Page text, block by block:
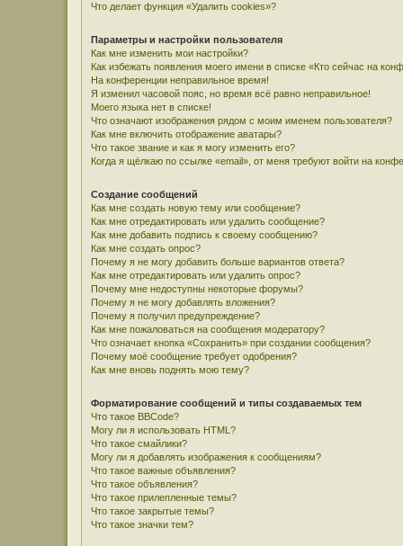
Что делает функция «Удалить cookies»?
Параметры и настройки пользователя
Как мне изменить мои настройки?
Как избежать появления моего имени в списке «Кто сейчас на
На конференции неправильное время!
Я изменил часовой пояс, но время всё равно неправильное!
Моего языка нет в списке!
Что означают изображения рядом с моим именем пользователя?
Как мне включить отображение аватары?
Что такое звание и как я могу изменить его?
Когда я щёлкаю по ссылке «email», от меня требуют войти на
Создание сообщений
Как мне создать новую тему или сообщение?
Как мне отредактировать или удалить сообщение?
Как мне добавить подпись к своему сообщению?
Как мне создать опрос?
Почему я не могу добавить больше вариантов ответа?
Как мне отредактировать или удалить опрос?
Почему мне недоступны некоторые форумы?
Почему я не могу добавлять вложения?
Почему я получил предупреждение?
Как мне пожаловаться на сообщения модератору?
Что означает кнопка «Сохранить» при создании сообщения?
Почему моё сообщение требует одобрения?
Как мне вновь поднять мою тему?
Форматирование сообщений и типы создаваемых тем
Что такое BBCode?
Могу ли я использовать HTML?
Что такое смайлики?
Могу ли я добавлять изображения к сообщениям?
Что такое важные объявления?
Что такое объявления?
Что такое прилепленные темы?
Что такое закрытые темы?
Что такое значки тем?